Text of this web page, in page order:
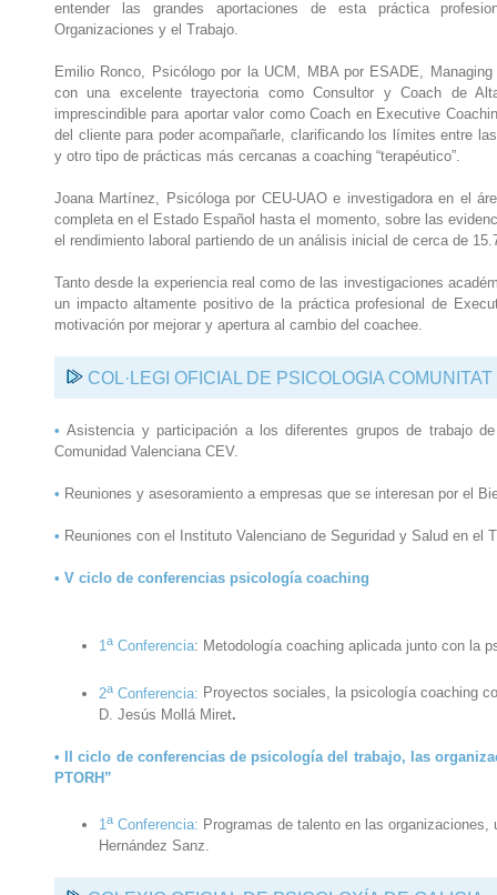
entender las grandes aportaciones de esta práctica
Organizaciones y el Trabajo.
Emilio Ronco, Psicólogo por la UCM, MBA por ESADE,
con una excelente trayectoria como Consultor y Coach de
imprescindible para aportar valor como Coach en Executive
del cliente para poder acompañarle, clarificando los límites entre
y otro tipo de prácticas más cercanas a coaching “terapéutico”.
Joana Martínez, Psicóloga por CEU-UAO e investigadora en el
completa en el Estado Español hasta el momento, sobre las
el rendimiento laboral partiendo de un análisis inicial de cerca de
Tanto desde la experiencia real como de las investigaciones
un impacto altamente positivo de la práctica profesional de
motivación por mejorar y apertura al cambio del coachee.
COL·LEGI OFICIAL DE PSICOLOGIA
•Asistencia y participación a los diferentes grupos de trabajo
Comunidad Valenciana CEV.
• Reuniones y asesoramiento a empresas que se interesan por el
• Reuniones con el Instituto Valenciano de Seguridad y Salud en el
• V ciclo de conferencias psicología coaching
1a Conferencia: Metodología coaching aplicada junto con la
2a Conferencia: Proyectos sociales, la psicología coaching
D. Jesús Mollá Miret.
• II ciclo de conferencias de psicología del trabajo, las
PTORH”
1 a Conferencia: Programas de talento en las
Hernández Sanz.